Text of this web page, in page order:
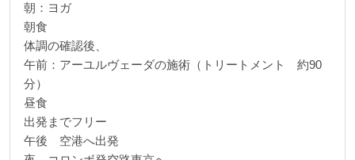
朝：ヨガ
朝食
体調の確認後、
午前：アーユルヴェーダの施術（トリートメント 約90
分）
昼食
出発までフリー
午後 空港へ出発